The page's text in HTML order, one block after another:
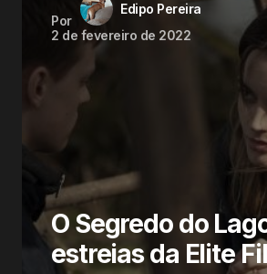
Por
Edipo Pereira
2 de fevereiro de 2022
O Segredo do
estreias da Elite